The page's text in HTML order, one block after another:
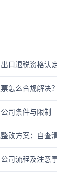
口退税资格认
怎么合规解决
司条件与限制
改方案：自查
司流程及注意